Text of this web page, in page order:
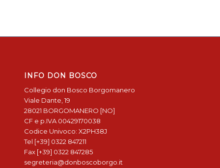
INFO DON BOSCO
Collegio don Bosco Borgomanero
Viale Dante, 19
28021 BORGOMANERO [NO]
CF e p.IVA 00429170038
Codice Univoco: X2PH38J
Tel [+39] 0322 847211
Fax [+39] 0322 847285
segreteria@donboscoborgo.it